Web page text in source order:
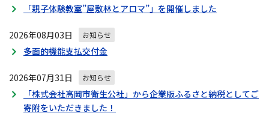
シ
ン
「親子体験教室”屋敷林とアロマ”」を開催しました
2026年08月03日 お知らせ
多面的機能支払交付金
2026年07月31日 お知らせ
「株式会社高岡市衛生公社」から企業版ふるさと納税としてご
寄附をいただきました！